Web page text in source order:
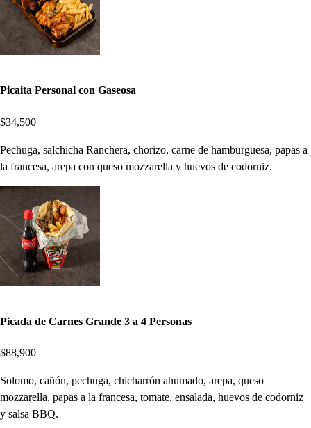
Picaita Personal con Gaseosa
$34,500
Pechuga, salchicha Ranchera, chorizo, carne de hamburguesa, papas a
la francesa, arepa con queso mozzarella y huevos de codorniz.
Picada de Carnes Grande 3 a 4 Personas
$88,900
Solomo, cañón, pechuga, chicharrón ahumado, arepa, queso
mozzarella, papas a la francesa, tomate, ensalada, huevos de codorniz
y salsa BBQ.